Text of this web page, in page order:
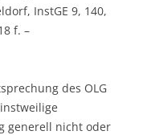
InstGE 9, 140,
f. –
des OLG
generell nicht oder